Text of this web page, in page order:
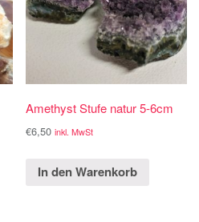
Amethyst Stufe natur 5-6cm
€6,50 inkl. MwSt
In den Warenkorb